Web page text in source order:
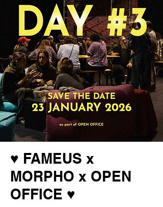
♥ FAMEUS x
MORPHO x OPEN
OFFICE ♥